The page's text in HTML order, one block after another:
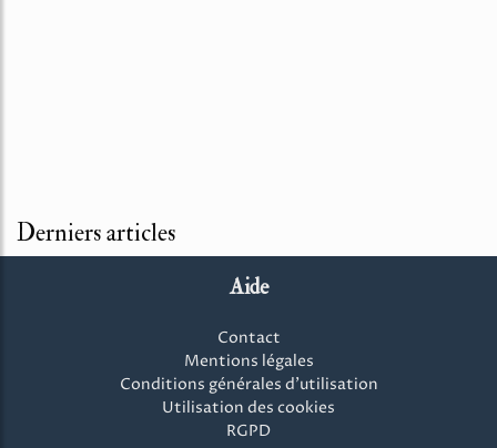
Derniers articles
Aide
Contact
Mentions légales
Conditions générales d'utilisation
Utilisation des cookies
RGPD